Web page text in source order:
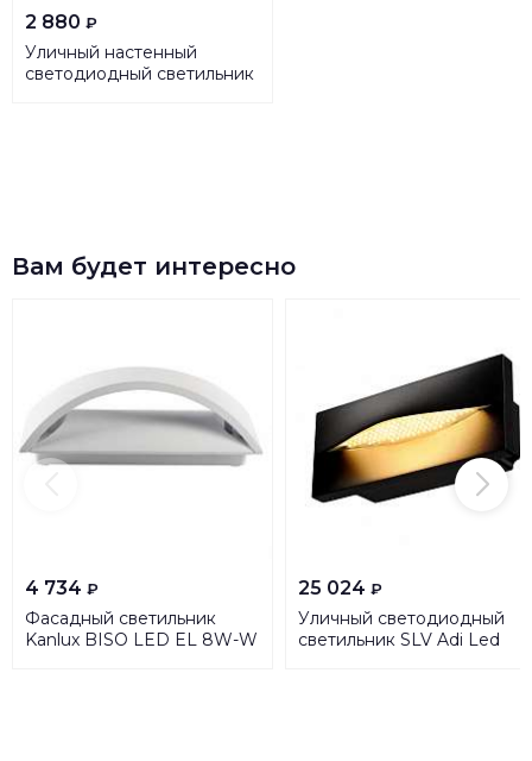
2 880 ₽
Уличный настенный
светодиодный светильник
Вам будет интересно
4 734 ₽
Фасадный светильник
Kanlux BISO LED EL 8W-W
25 024 ₽
Уличный светодиодный
светильник SLV Adi Led